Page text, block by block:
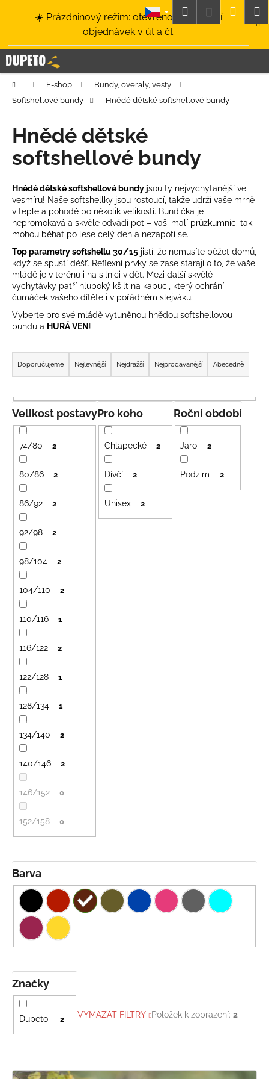
☀️ Prázdninový režim: otevřeno a odesílání
objednávek v út a čt.
HledatPřihlášení
Domů E-shop
Bundy, overaly, vesty
Softshellové bundy
Hnědé dětské softshellové bundy
Hnědé dětské
softshellové bundy
Hnědé dětské softshellové bundy jsou ty nejvychytanější ve
vesmíru! Naše softshellky jsou rostoucí, takže udrží vaše mrně
v teple a pohodě po několik velikostí. Bundička je
nepromokavá a skvěle odvádí pot – vaši malí průzkumníci tak
mohou běhat po lese celý den a nezapotí se.
Top parametry softshellu 30/15 jistí, že nemusíte běžet domů,
když se spustí déšť. Reflexní prvky se zase starají o to, že vaše
mládě je v terénu i na silnici vidět. Mezi další skvělé
vychytávky patří hluboký kšilt na kapuci, který ochrání
čumáček vašeho dítěte i v pořádném slejváku.
Vyberte pro své mládě vytuněnou hnědou softshellovou
bundu a HURÁ VEN !
Ř
a
z
e
n
í
p
o
d
u
ů
Doporučujeme Nejlevnější Nejdražší Nejprodávanější Abecedně
Značky
Dupeto 2
Barva
Pro koho
Chlapecké 2
Dívčí 2
Unisex 2
Roční období
Jaro 2
Podzim 2
Velikost postavy
74/80 2
80/86 2
86/92 2
92/98 2
98/104 2
104/110 2
110/116 1
116/122 2
122/128 1
128/134 1
134/140 2
140/146 2
146/152 0
152/158 0
VYMAZAT FILTRY Položek k zobrazení:2
í
k C
o
p
t
ř
e
u
j
e
t
e
n
a
j
í
t
?
HLEDAT
D
p
m
LETNÍ
RYCHLESCHNOUCÍ
KALHOTY
ŽLUTÉ
695